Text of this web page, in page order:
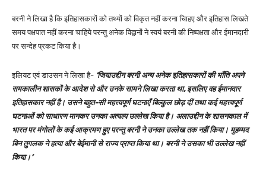
बरनी ने लिखा है कि इतिहासकारों को तथ्यों को विकृत नहीं करना चािहए और इतिहास लिखते
समय पक्षपात नहीं करना चाहिये परन्तु अनेक विद्वानों ने स्वयं बरनी की निष्पक्षता और ईमानदारी
पर सन्देह प्रकट किया है।
इलियट एवं डाउसन ने लिखा है- ‘जियाउद्दीन बरनी अन्य अनेक इतिहासकारों की भाँति अपने
समकालीन शासकों के आदेश से और उनके सामने लिखा करता था, इसलिए वह ईमानदार
इतिहासकार नहीं है। उसने बहुत-सी महत्त्वपूर्ण घटनाएँ बिल्कुल छोड़ दीं तथा कई महत्त्वपूर्ण
घटनाओं को साधारण मानकर उनका अत्यल्प उल्लेख किया है। अलाउद्दीन के शासनकाल में
भारत पर मंगोलों के कई आक्रमण हुए परन्तु बरनी ने उनका उल्लेख तक नहीं किया। मुहम्मद
बिन तुगलक ने हत्या और बेईमानी से राज्य प्राप्त किया था। बरनी ने उसका भी उल्लेख नहीं
किया।’